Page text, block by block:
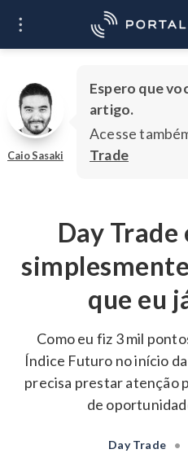
O que você quer
aprender?
Day Trade
que eu
Como eu fiz 3 mil
Índice Futuro no início
precisa prestar atenção
de
Day Trade •
Caio Sasaki
Espero que
artigo.
Acesse
Trade